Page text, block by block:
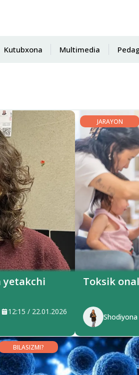
Kutubxona Multimedia
yetakchi
12:15 / 22.01.2026
JARAYON
Toksik
Shodiyona
BILASIZMI?